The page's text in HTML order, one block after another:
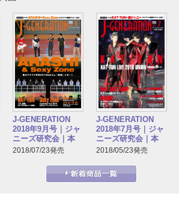
J-GENERATION
2018年9月号｜ジャ
ニーズ研究会｜本
2018/07/23発売
J-GENERATION
2018年7月号｜ジャ
ニーズ研究会｜本
2018/05/23発売